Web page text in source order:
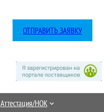
ОТПРАВИТЬ ЗАЯВКУ
Аттестация/НОК